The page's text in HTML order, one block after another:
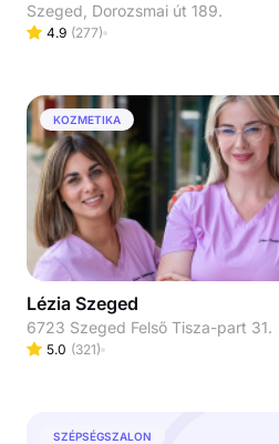
Szeged, Dorozsmai út 189.
4.9 (277)
KOZMETIKA
Lézia Szeged
6723 Szeged Felső Tisza-part 31.
5.0 (321)
SZÉPSÉGSZALON